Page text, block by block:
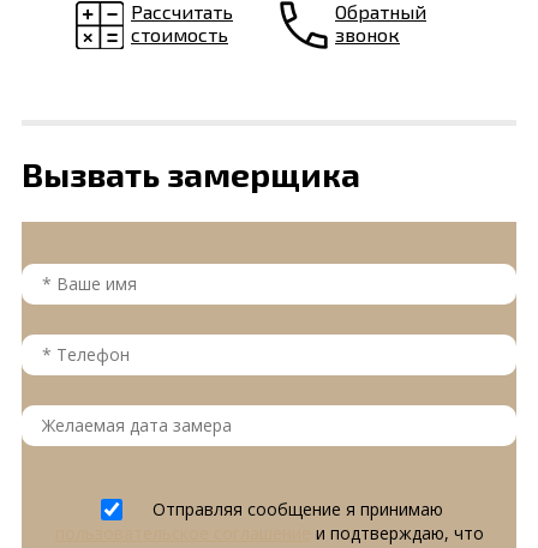
Рассчитать
стоимость
Обратный
звонок
Вызвать замерщика
Отправляя сообщение я принимаю
и подтверждаю, что